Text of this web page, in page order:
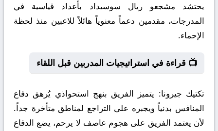
يحتشد مشجعو ريال سوسيداد بأعداد قياسية في
المدرجات، مقدمين دعماً معنوياً هائلاً للاعبين منذ لحظة
الإحماء.
📺 قراءة في استراتيجيات المدربين قبل اللقاء
تكتيك جيرونا: يتميز الفريق بنهج استحواذي يُرهق دفاع
المنافس بدنياً ويجبره على التراجع لمناطق متأخرة جداً.
لأن يعتمد الفريق على هجوم عاصف لا يرحم، يضع الدفاع